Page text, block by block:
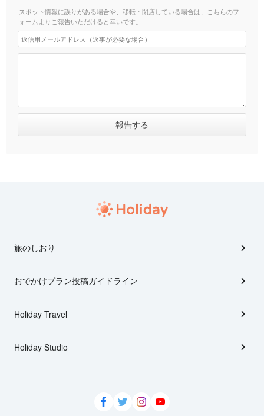
スポット情報に誤りがある場合や、移転・閉店している場合は、こちらのフ
ォームよりご報告いただけると幸いです。
旅のしおり
おでかけプラン投稿ガイドライン
Holiday Travel
Holiday Studio